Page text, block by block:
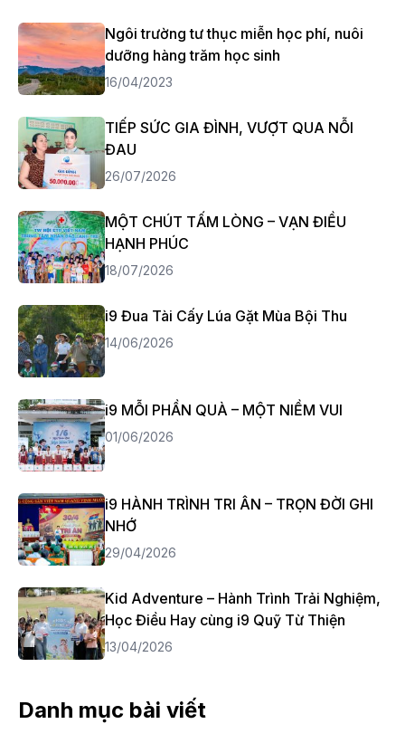
Ngôi trường tư thục miễn học phí, nuôi
dưỡng hàng trăm học sinh
16/04/2023
TIẾP SỨC GIA ĐÌNH, VƯỢT QUA NỖI
ĐAU
26/07/2026
MỘT CHÚT TẤM LÒNG – VẠN ĐIỀU
HẠNH PHÚC
18/07/2026
i9 Đua Tài Cấy Lúa Gặt Mùa Bội Thu
14/06/2026
i9 MỖI PHẦN QUÀ – MỘT NIỀM VUI
01/06/2026
i9 HÀNH TRÌNH TRI ÂN – TRỌN ĐỜI GHI
NHỚ
29/04/2026
Kid Adventure – Hành Trình Trải Nghiệm,
Học Điều Hay cùng i9 Quỹ Từ Thiện
13/04/2026
Danh mục bài viết